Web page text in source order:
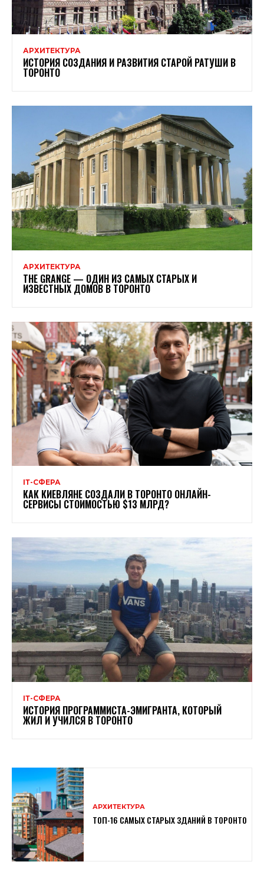
АРХИТЕКТУРА
ИСТОРИЯ СОЗДАНИЯ И РАЗВИТИЯ СТАРОЙ РАТУШИ В
ТОРОНТО
АРХИТЕКТУРА
THE GRANGE — ОДИН ИЗ САМЫХ СТАРЫХ И
ИЗВЕСТНЫХ ДОМОВ В ТОРОНТО
ІТ-СФЕРА
КАК КИЕВЛЯНЕ СОЗДАЛИ В ТОРОНТО ОНЛАЙН-
СЕРВИСЫ СТОИМОСТЬЮ $13 МЛРД?
ІТ-СФЕРА
ИСТОРИЯ ПРОГРАММИСТА-ЭМИГРАНТА, КОТОРЫЙ
ЖИЛ И УЧИЛСЯ В ТОРОНТО
АРХИТЕКТУРА
ТОП-16 САМЫХ СТАРЫХ ЗДАНИЙ В ТОРОНТО